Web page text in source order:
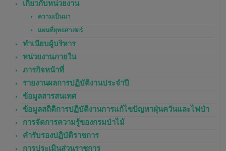
เกี่ยวกับหน่วยงาน
ความเป็นมา
แผนที่ยุทธศาสตร์
ทำเนียบผู้บริหาร
หน่วยงานภายใน
ภารกิจหน้าที่
รายงานผลการปฏิบัติงานประจำปี
ข้อมูลสารสนเทศ
ข้อมูลสถิติการปฏิบัติงานการแก้ไขปัญหาฝุ่นควันและไฟป่า
การจัดการความรู้ของกรมป่าไม้
คำรับรองปฏิบัติราชการ
การประเมินส่วนราชการ